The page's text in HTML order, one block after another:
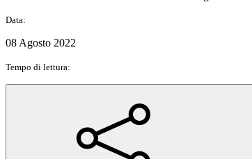
Data:
08 Agosto 2022
Tempo di lettura: